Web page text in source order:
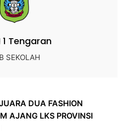
1 Tengaran
SEKOLAH
DUA FASHION
AJANG LKS PROVINSI